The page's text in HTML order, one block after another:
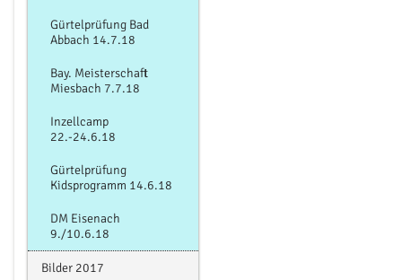
Gürtelprüfung Bad
Abbach 14.7.18
Bay. Meisterschaft
Miesbach 7.7.18
Inzellcamp
22.-24.6.18
Gürtelprüfung
Kidsprogramm 14.6.18
DM Eisenach
9./10.6.18
Bilder 2017